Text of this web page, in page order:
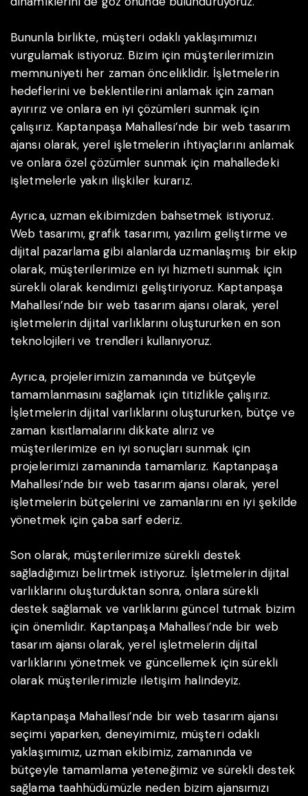
Bununla birlikte, müşteri odaklı yaklaşımımızı
vurgulamak istiyoruz. Bizim için müşterilerimizin
memnuniyeti her zaman önceliklidir. İşletmelerin
hedeflerini ve beklentilerini anlamak için zaman
ayırırız ve onlara en iyi çözümleri sunmak için
çalışırız. Kaptanpaşa Mahallesi’nde bir web tasarım
ajansı olarak, yerel işletmelerin ihtiyaçlarını anlamak
ve onlara özel çözümler sunmak için mahalledeki
işletmelerle yakın ilişkiler kurarız.
Ayrıca, uzman ekibimizden bahsetmek istiyoruz.
Web tasarımı, grafik tasarımı, yazılım geliştirme ve
dijital pazarlama gibi alanlarda uzmanlaşmış bir ekip
olarak, müşterilerimize en iyi hizmeti sunmak için
sürekli olarak kendimizi geliştiriyoruz. Kaptanpaşa
Mahallesi’nde bir web tasarım ajansı olarak, yerel
işletmelerin dijital varlıklarını oluştururken en son
teknolojileri ve trendleri kullanıyoruz.
Ayrıca, projelerimizin zamanında ve bütçeyle
tamamlanmasını sağlamak için titizlikle çalışırız.
İşletmelerin dijital varlıklarını oluştururken, bütçe ve
zaman kısıtlamalarını dikkate alırız ve
müşterilerimize en iyi sonuçları sunmak için
projelerimizi zamanında tamamlarız. Kaptanpaşa
Mahallesi’nde bir web tasarım ajansı olarak, yerel
işletmelerin bütçelerini ve zamanlarını en iyi şekilde
yönetmek için çaba sarf ederiz.
Son olarak, müşterilerimize sürekli destek
sağladığımızı belirtmek istiyoruz. İşletmelerin dijital
varlıklarını oluşturduktan sonra, onlara sürekli
destek sağlamak ve varlıklarını güncel tutmak bizim
için önemlidir. Kaptanpaşa Mahallesi’nde bir web
tasarım ajansı olarak, yerel işletmelerin dijital
varlıklarını yönetmek ve güncellemek için sürekli
olarak müşterilerimizle iletişim halindeyiz.
Kaptanpaşa Mahallesi’nde bir web tasarım ajansı
seçimi yaparken, deneyimimiz, müşteri odaklı
yaklaşımımız, uzman ekibimiz, zamanında ve
bütçeyle tamamlama yeteneğimiz ve sürekli destek
sağlama taahhüdümüzle neden bizim ajansımızı